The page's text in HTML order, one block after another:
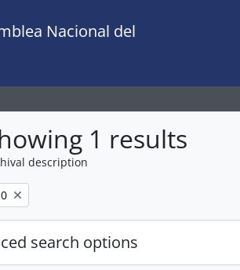
Nacional del
1 results
description
search options